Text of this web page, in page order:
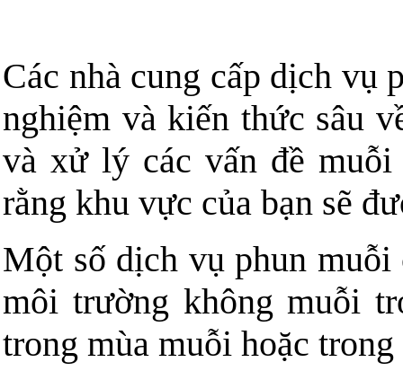
Các nhà cung cấp dịch vụ
nghiệm và kiến thức sâu
và xử lý các vấn đề muỗi
rằng khu vực của bạn sẽ
Một số dịch vụ phun
môi trường không muỗi
trong mùa muỗi hoặc